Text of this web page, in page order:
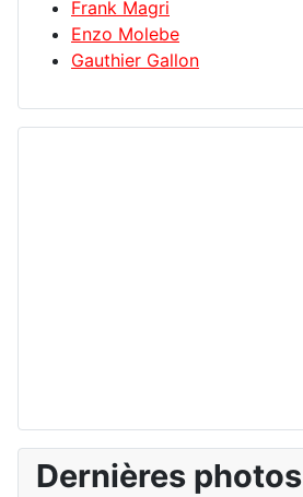
Frank Magri
Enzo Molebe
Gauthier Gallon
Dernières photos